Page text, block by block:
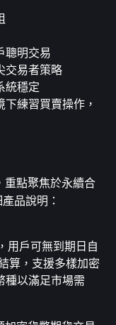
聰明交易
交易者策略
統穩定
練習買賣操作，
重點聚焦於永續合
品說明：
用戶可無到期日自
算，支援多樣加密
種以滿足市場需